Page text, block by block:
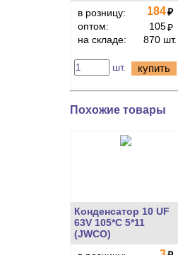
в розницу: 184₽
оптом:
105₽
на складе:
870 шт.
шт. купить
Похожие товары
Конденсатор 10 UF
63V 105*C 5*11
(JWCO)